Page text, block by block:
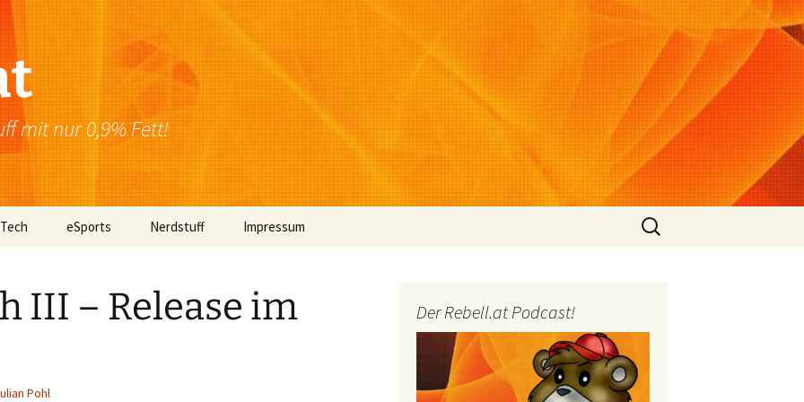
mit nur 0,9% Fett!
Mac OS
Browser
eSports Nerdstuff Impressum
Suchen
nach:
III – Release im
Pohl
Der Rebell.at Podcast!